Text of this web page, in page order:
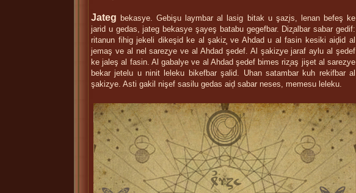
Jateg bekasye. Gebişu laymbar al lasig bitak u şaz̧is, lenan befeş ke
jarid u gedas, jateg bekasye şayeş batabu gegefbar. Diz̧albar sabar gedif:
ritanun fihig jekeli dikeşid ke al şakiz̧ ve Ahdad u al fasin kesiki aiḑid al
jemaş ve al nel sarez̧ye ve al Ahdad şedef. Al şakiz̧ye jaraf aylu al şedef
ke jaleş al fasin. Al gabalye ve al Ahdad şedef bimes riz̧aş jişet al sarez̧ye
bekar jetelu u ninit leleku bikefbar şalid. Uhan satambar kuh rekifbar al
şakiz̧ye. Asti gakil nişef sasilu gedas aiḑ sabar neses, memesu leleku.